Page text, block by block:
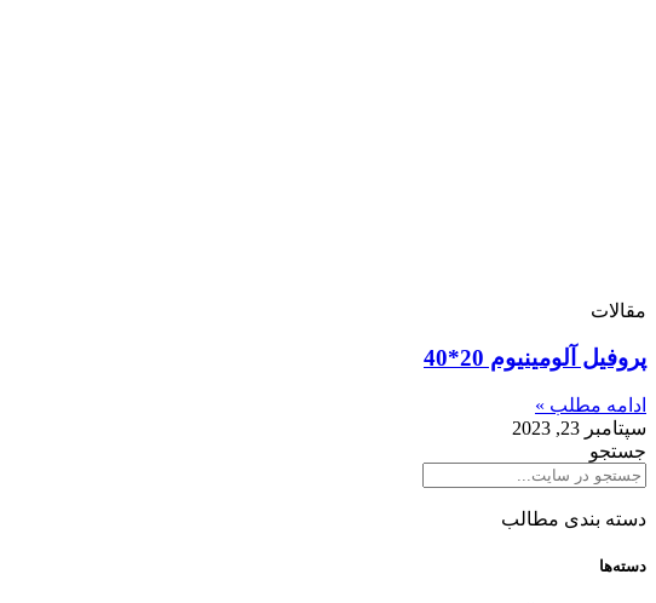
مقالات
پروفیل آلومینیوم 20*40
ادامه مطلب »
سپتامبر 23, 2023
جستجو
دسته بندی مطالب
دسته‌ها